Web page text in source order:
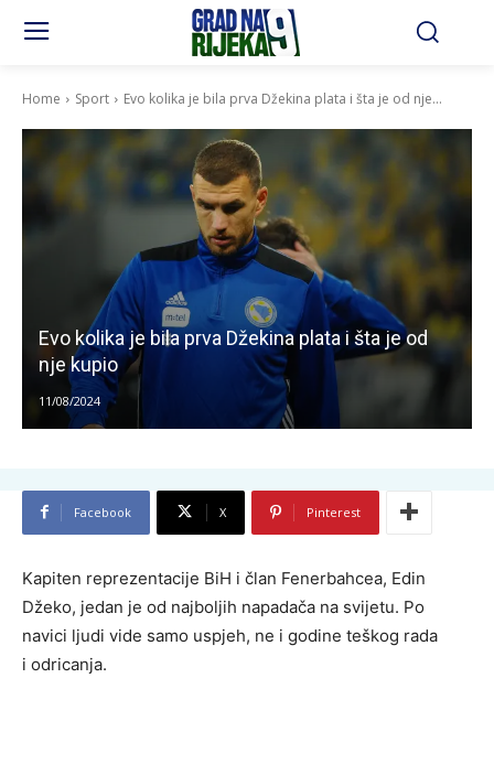
Home Sport Evo kolika je bila prva Džekina plata i šta je od nje...
Evo kolika je bila prva Džekina plata i šta je od
nje kupio
11/08/2024
Facebook X Pinterest
Kapiten reprezentacije BiH i član Fenerbahcea, Edin
Džeko, jedan je od najboljih napadača na svijetu. Po
navici ljudi vide samo uspjeh, ne i godine teškog rada
i odricanja.